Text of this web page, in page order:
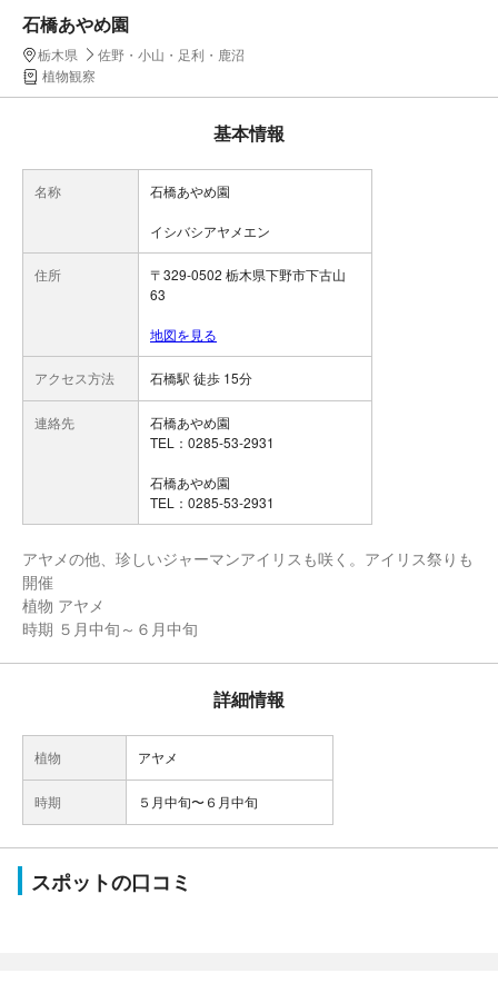
石橋あやめ園
栃木県
佐野・小山・足利・鹿沼
植物観察
基本情報
名称 石橋あやめ園
イシバシアヤメエン
住所
〒329-0502 栃木県下野市下古山
63
地図を見る
アクセス方法 石橋駅 徒歩 15分
連絡先
石橋あやめ園
TEL：0285-53-2931
石橋あやめ園
TEL：0285-53-2931
アヤメの他、珍しいジャーマンアイリスも咲く。アイリス祭りも
開催
植物 アヤメ
時期 ５月中旬～６月中旬
詳細情報
植物 アヤメ
時期 ５月中旬〜６月中旬
スポットの口コミ